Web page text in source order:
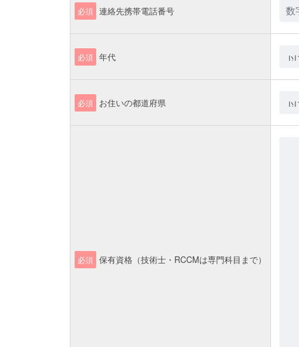
必須 連絡先携帯電話番号
必須 年代
必須 お住いの都道府県
必須 保有資格（技術士・RCCMは専門科目まで）